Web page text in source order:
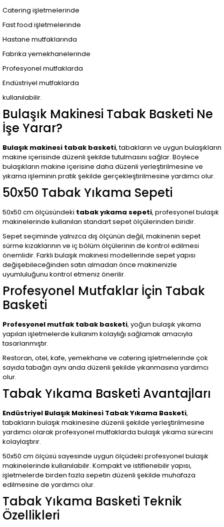
Catering işletmelerinde
Fast food işletmelerinde
Hastane mutfaklarında
Fabrika yemekhanelerinde
Profesyonel mutfaklarda
Endüstriyel mutfaklarda
kullanılabilir.
Bulaşık Makinesi Tabak Basketi Ne
İşe Yarar?
Bulaşık makinesi tabak basketi, tabakların ve uygun bulaşıkların
makine içerisinde düzenli şekilde tutulmasını sağlar. Böylece
bulaşıkların makine içerisine daha düzenli yerleştirilmesine ve
yıkama işleminin pratik şekilde gerçekleştirilmesine yardımcı olur.
50x50 Tabak Yıkama Sepeti
50x50 cm ölçüsündeki tabak yıkama sepeti, profesyonel bulaşık
makinelerinde kullanılan standart sepet ölçülerinden biridir.
Sepet seçiminde yalnızca dış ölçünün değil, makinenin sepet
sürme kızaklarının ve iç bölüm ölçülerinin de kontrol edilmesi
önemlidir. Farklı bulaşık makinesi modellerinde sepet yapısı
değişebileceğinden satın almadan önce makinenizle
uyumluluğunu kontrol etmeniz önerilir.
Profesyonel Mutfaklar İçin Tabak
Basketi
Profesyonel mutfak tabak basketi, yoğun bulaşık yıkama
yapılan işletmelerde kullanım kolaylığı sağlamak amacıyla
tasarlanmıştır.
Restoran, otel, kafe, yemekhane ve catering işletmelerinde çok
sayıda tabağın aynı anda düzenli şekilde yıkanmasına yardımcı
olur.
Tabak Yıkama Basketi Avantajları
Endüstriyel Bulaşık Makinesi Tabak Yıkama Basketi,
tabakların bulaşık makinesine düzenli şekilde yerleştirilmesine
yardımcı olarak profesyonel mutfaklarda bulaşık yıkama sürecini
kolaylaştırır.
50x50 cm ölçüsü sayesinde uygun ölçüdeki profesyonel bulaşık
makinelerinde kullanılabilir. Kompakt ve istiflenebilir yapısı,
işletmelerde birden fazla sepetin düzenli şekilde muhafaza
edilmesine de yardımcı olur.
Tabak Yıkama Basketi Teknik
Özellikleri